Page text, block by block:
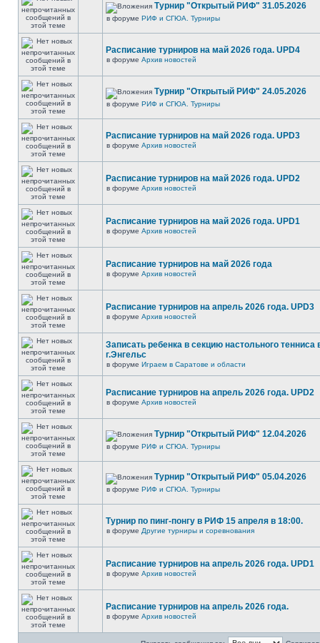
Турнир "Открытый РИФ" 31.05.2026
в форуме РИФ и СГЮА. Турниры
Расписание турниров на май 2026 года. UPD4
в форуме Архив новостей
Турнир "Открытый РИФ" 24.05.2026
в форуме РИФ и СГЮА. Турниры
Расписание турниров на май 2026 года. UPD3
в форуме Архив новостей
Расписание турниров на май 2026 года. UPD2
в форуме Архив новостей
Расписание турниров на май 2026 года. UPD1
в форуме Архив новостей
Расписание турниров на май 2026 года
в форуме Архив новостей
Расписание турниров на апрель 2026 года. UPD3
в форуме Архив новостей
Записать ребенка в секцию настольного тенниса
г.Энгельс
в форуме Играем в Саратове и области
Расписание турниров на апрель 2026 года. UPD2
в форуме Архив новостей
Турнир "Открытый РИФ" 12.04.2026
в форуме РИФ и СГЮА. Турниры
Турнир "Открытый РИФ" 05.04.2026
в форуме РИФ и СГЮА. Турниры
Турнир по пинг-понгу в РИФ 15 апреля в 18:00.
в форуме Другие турниры и соревнования
Расписание турниров на апрель 2026 года. UPD1
в форуме Архив новостей
Расписание турниров на апрель 2026 года.
в форуме Архив новостей